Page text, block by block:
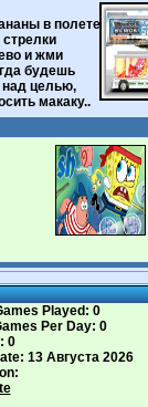
в полете,
и жми
будешь
над целью,
макаку..
Played: 0
Per Day: 0
0
13 Августа 2026